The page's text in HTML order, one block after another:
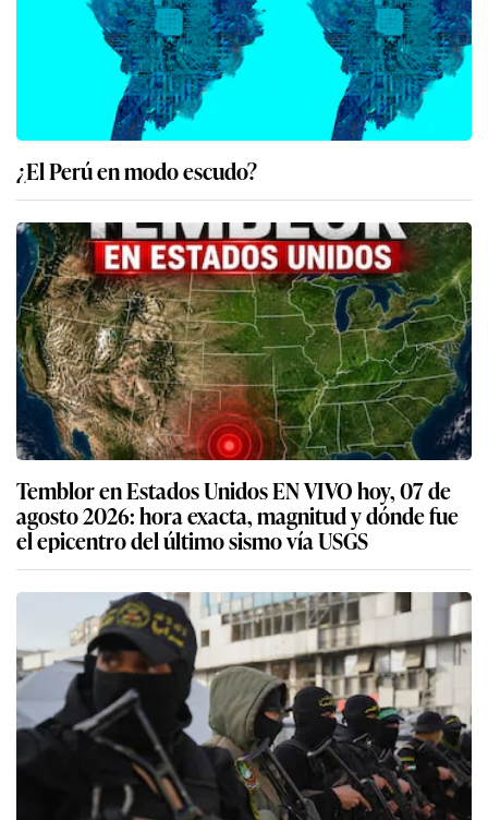
¿El Perú en modo escudo?
Temblor en Estados Unidos EN VIVO hoy, 07 de
agosto 2026: hora exacta, magnitud y dónde fue
el epicentro del último sismo vía USGS